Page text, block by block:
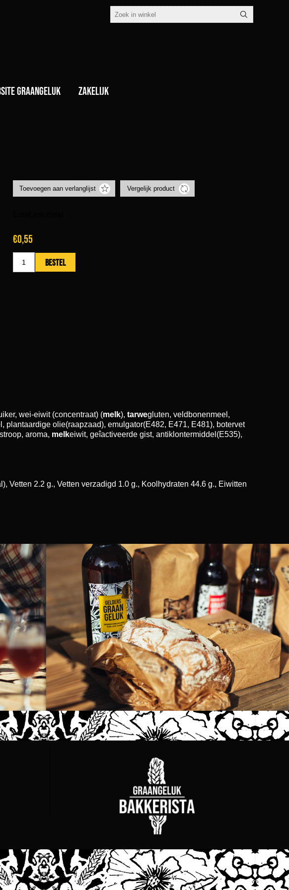
GraanGeluk Zakelijk
€0,55
wei-eiwit (concentraat) (melk), tarwegluten, veldbonenmeel,
plantaardige olie(raapzaad), emulgator(E482, E471, E481), botervet
aroma, melkeiwit, geîactiveerde gist, antiklontermiddel(E535),
Vetten 2.2 g., Vetten verzadigd 1.0 g., Koolhydraten 44.6 g., Eiwitten